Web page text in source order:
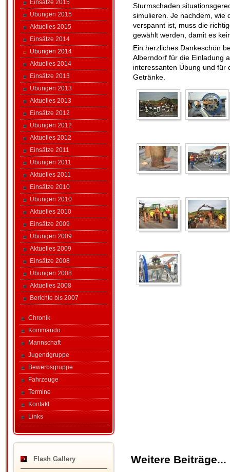
Einsätze 2015
Übungen 2015
Aktuelles 2015
Einsätze 2014
Übungen 2014
Aktuelles 2014
Einsätze 2013
Übungen 2013
Aktuelles 2013
Einsätze 2012
Übungen 2012
Aktuelles 2012
Einsätze 2011
Übungen 2011
Aktuelles 2011
Einsätze 2010
Übungen 2010
Aktuelles 2010
Einsätze 2009
Übungen 2009
Aktuelles 2009
Einsätze 2008
Übungen 2008
Aktuelles 2008
Berichte bis 2007
Chronik
Kommando
Mannschaft
Jugendgruppe
Bewerbsgruppe
Fahrzeuge
Termine
Kontakt
Links
Flash Gallery
Sturmschaden
simulieren. Je nachdem, wie
verspannt ist, muss die
gewählt werden, damit es
Ein herzliches Dankeschön
Alberndorf für die Einladung
interessanten Übung und für
Getränke.
Weitere Beiträge...